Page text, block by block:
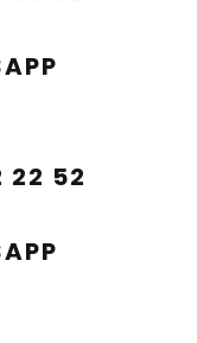
22 52